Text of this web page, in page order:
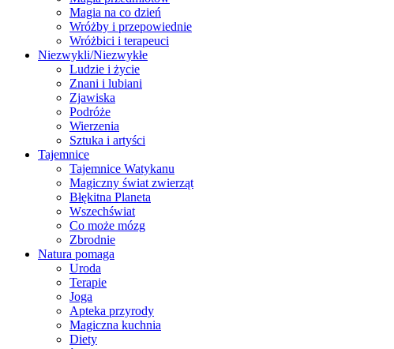
Magia na co dzień
Wróżby i przepowiednie
Wróżbici i terapeuci
Niezwykli/Niezwykłe
Ludzie i życie
Znani i lubiani
Zjawiska
Podróże
Wierzenia
Sztuka i artyści
Tajemnice
Tajemnice Watykanu
Magiczny świat zwierząt
Błękitna Planeta
Wszechświat
Co może mózg
Zbrodnie
Natura pomaga
Uroda
Terapie
Joga
Apteka przyrody
Magiczna kuchnia
Diety